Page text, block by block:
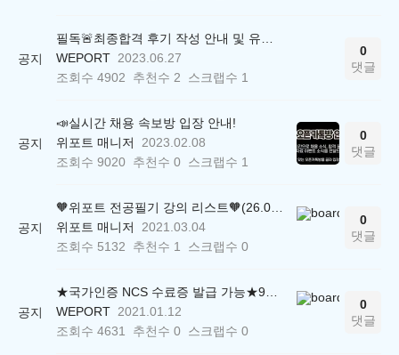
공지
필독🚨최종합격 후기 작성 안내 및 유의사항
WEPORT 2023.06.27
조회수 4902 추천수 2 스크랩수 1
0
댓글
공지
📣실시간 채용 속보방 입장 안내!
위포트 매니저
2023.02.08
조회수 9020 추천수 0 스크랩수 1
0
댓글
공지
🧡위포트 전공필기 강의 리스트🧡(26.05.22 ver.)
위포트 매니저
2021.03.04
조회수 5132 추천수 1 스크랩수 0
0
댓글
공지
★국가인증 NCS 수료증 발급 가능★9만원상당 윈스펙 공기업 직업교육 강의 무료!
WEPORT 2021.01.12
조회수 4631 추천수 0 스크랩수 0
0
댓글